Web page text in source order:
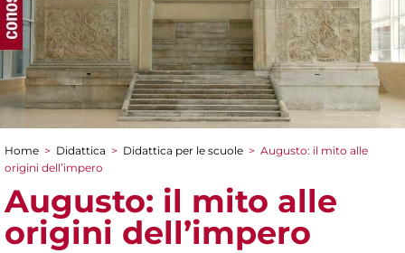
Tu sei qui
Home > Didattica > Didattica per le scuole > Augusto: il mito alle
origini dell’impero
Augusto: il mito alle
origini dell’impero